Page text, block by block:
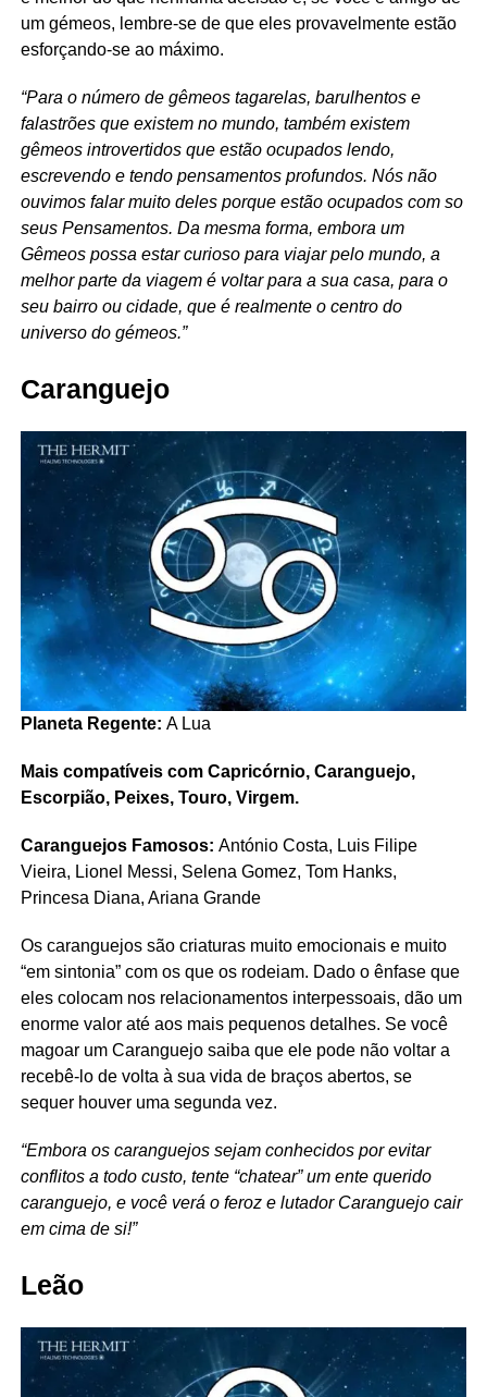
um gémeos, lembre-se de que eles provavelmente estão
esforçando-se ao máximo.
“Para o número de gêmeos tagarelas, barulhentos e
falastrões que existem no mundo, também existem
gêmeos introvertidos que estão ocupados lendo,
escrevendo e tendo pensamentos profundos. Nós não
ouvimos falar muito deles porque estão ocupados com so
seus Pensamentos. Da mesma forma, embora um
Gêmeos possa estar curioso para viajar pelo mundo, a
melhor parte da viagem é voltar para a sua casa, para o
seu bairro ou cidade, que é realmente o centro do
universo do gémeos.”
Caranguejo
Planeta Regente: A Lua
Mais compatíveis com Capricórnio, Caranguejo,
Escorpião, Peixes, Touro, Virgem.
Caranguejos Famosos: António Costa, Luis Filipe
Vieira, Lionel Messi, Selena Gomez, Tom Hanks,
Princesa Diana, Ariana Grande
Os caranguejos são criaturas muito emocionais e muito
“em sintonia” com os que os rodeiam. Dado o ênfase que
eles colocam nos relacionamentos interpessoais, dão um
enorme valor até aos mais pequenos detalhes. Se você
magoar um Caranguejo saiba que ele pode não voltar a
recebê-lo de volta à sua vida de braços abertos, se
sequer houver uma segunda vez.
“Embora os caranguejos sejam conhecidos por evitar
conflitos a todo custo, tente “chatear” um ente querido
caranguejo, e você verá o feroz e lutador Caranguejo cair
em cima de si!”
Leão